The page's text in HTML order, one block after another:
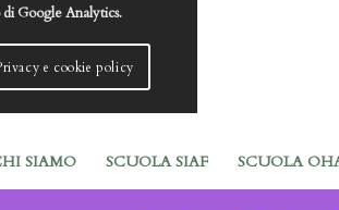
SIAMO SCUOLA SIAF SCUOLA
Google Analytics.
e cookie policy